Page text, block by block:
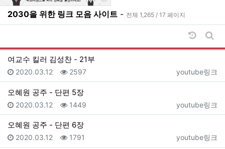
2030을 위한 링크 모음 사이트 - 전체 1,265 / 17 페이지
날짜순
게
여교수 킬러 김성찬 - 21부
등록자
youtube링크
등록일
2020.03.12 조회
2597
오혜원 공주 - 단편 5장
등록자
youtube링크
등록일
2020.03.12 조회
1449
오혜원 공주 - 단편 6장
등록자
youtube링크
등록일
2020.03.12 조회
1791